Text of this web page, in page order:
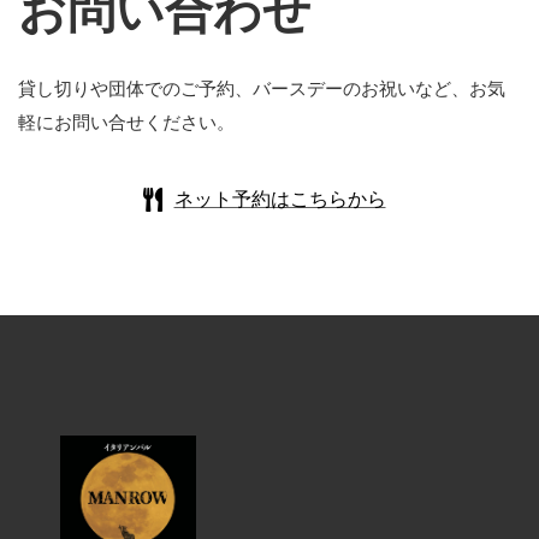
お問い合わせ
貸し切りや団体でのご予約、バースデーのお祝いなど、お気
軽にお問い合せください。
ネット予約はこちらから